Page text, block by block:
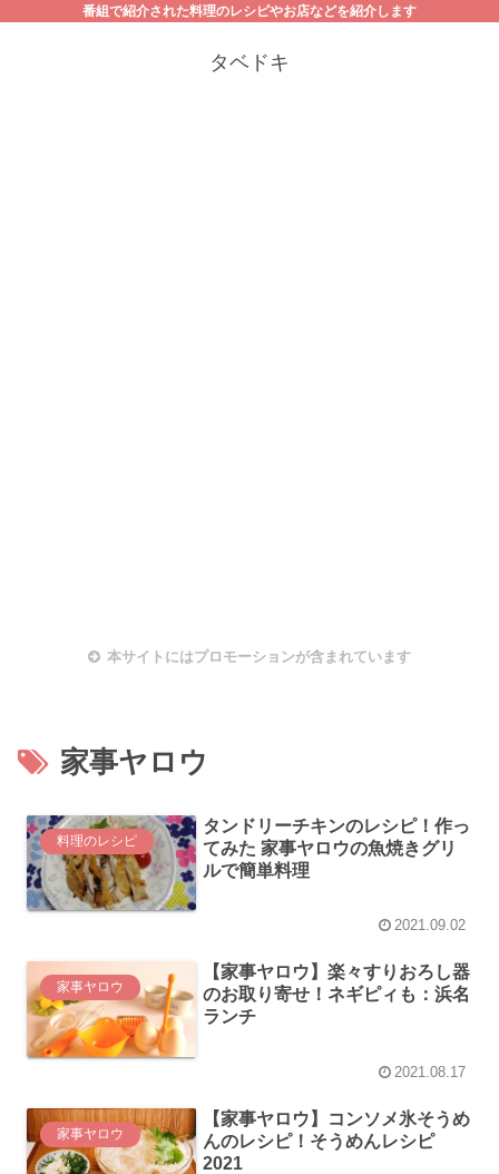
番組で紹介された料理のレシピやお店などを紹介します
タベドキ
本サイトにはプロモーションが含まれています
家事ヤロウ
料理のレシピ
タンドリーチキンのレシピ！作っ
てみた 家事ヤロウの魚焼きグリ
ルで簡単料理
2021.09.02
家事ヤロウ
【家事ヤロウ】楽々すりおろし器
のお取り寄せ！ネギピィも：浜名
ランチ
2021.08.17
家事ヤロウ
【家事ヤロウ】コンソメ氷そうめ
んのレシピ！そうめんレシピ
2021